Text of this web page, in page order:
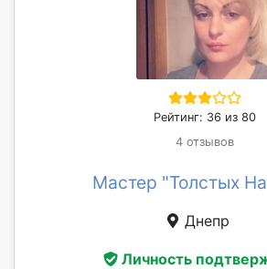
Рейтинг: 36 из 80
4 отзывов
Мастер "Толстых
Днепр
Личность